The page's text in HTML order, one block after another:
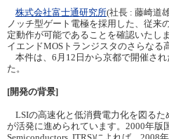
株式会社富士通研究所(社長 : 藤崎道
ノッチ型ゲート電極を採用した、従来
定動作が可能であることを確認いたし
イエンドMOSトランジスタのさらなる
本件は、6月12日から京都で開催さ
た。
[開発の背景]
LSIの高速化と低消費電力化を図る
が活発に進められています。2000年版